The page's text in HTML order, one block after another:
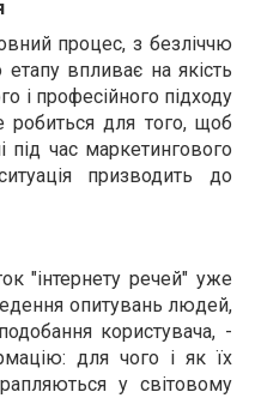
процес, з безліччю
впливає на якість
і професійного підходу
робиться для того, щоб
час маркетингового
призводить до
"інтернету речей" уже
опитувань людей,
користувача, -
для чого і як їх
у світовому